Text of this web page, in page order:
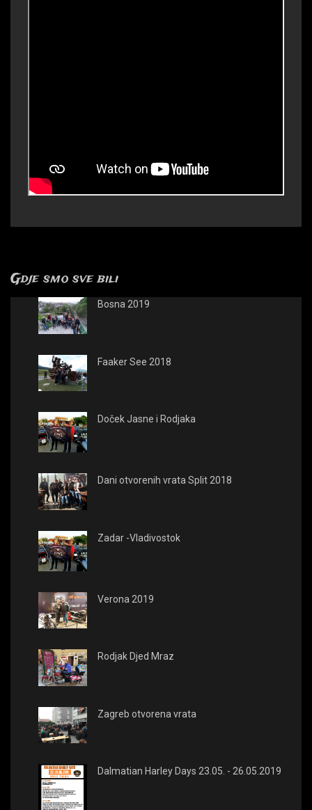
Gdje smo sve bili
Bosna 2019
Faaker See 2018
Doček Jasne i Rodjaka
Dani otvorenih vrata Split 2018
Zadar -Vladivostok
Verona 2019
Rodjak Djed Mraz
Zagreb otvorena vrata
Dalmatian Harley Days 23.05. - 26.05.2019